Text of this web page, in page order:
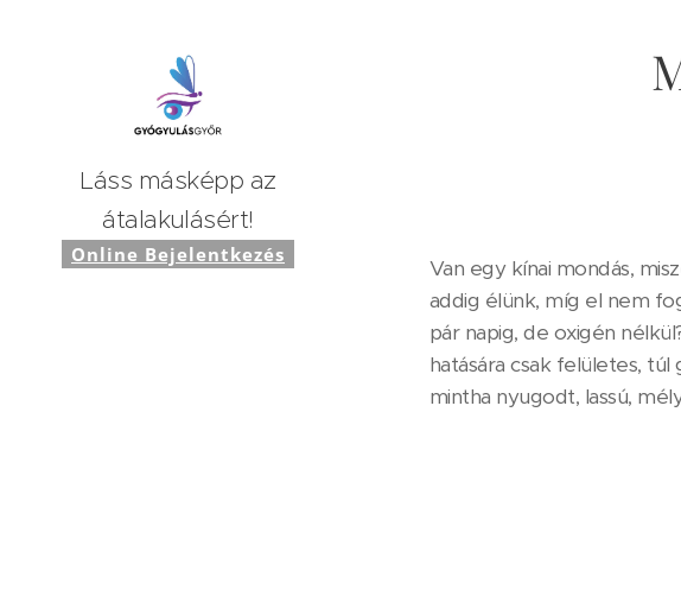
Láss másképp az
átalakulásért!
Online Bejelentkezés
Van egy kínai mondás,
addig élünk, míg el nem
pár napig, de oxigén
hatására csak felületes,
mintha nyugodt, lassú,